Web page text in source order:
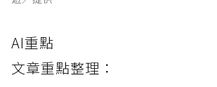
AI重點
文章重點整理：